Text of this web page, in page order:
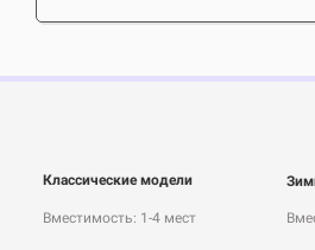
Классические модели
Вместимость: 1-4 мест